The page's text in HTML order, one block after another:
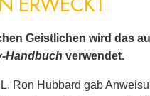
Geistlichen wird das
Handbuch verwendet.
L. Ron Hubbard gab